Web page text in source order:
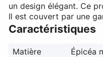
un design élégant. Ce
Il est couvert par une
Caractéristiques
Matière
Épicéa